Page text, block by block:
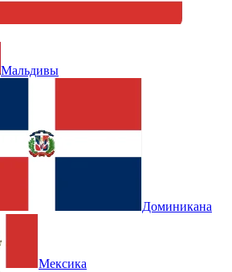
Мальдивы
Доминикана
Мексика